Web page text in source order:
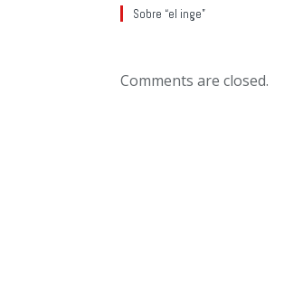
Sobre “el inge”
Comments are closed.